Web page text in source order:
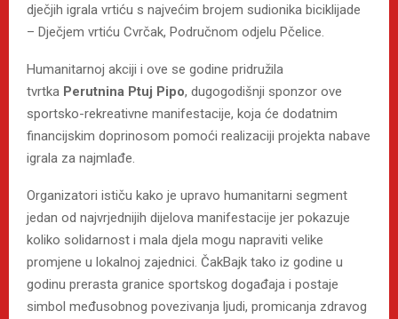
dječjih igrala vrtiću s najvećim brojem sudionika biciklijade
– Dječjem vrtiću Cvrčak, Područnom odjelu Pčelice.
Humanitarnoj akciji i ove se godine pridružila
tvrtka Perutnina Ptuj Pipo, dugogodišnji sponzor ove
sportsko-rekreativne manifestacije, koja će dodatnim
financijskim doprinosom pomoći realizaciji projekta nabave
igrala za najmlađe.
Organizatori ističu kako je upravo humanitarni segment
jedan od najvrjednijih dijelova manifestacije jer pokazuje
koliko solidarnost i mala djela mogu napraviti velike
promjene u lokalnoj zajednici. ČakBajk tako iz godine u
godinu prerasta granice sportskog događaja i postaje
simbol međusobnog povezivanja ljudi, promicanja zdravog